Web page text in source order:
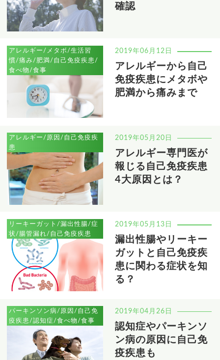
確認
アレルギー/メタボ/生活習
慣/痛み/肥満/自己免疫疾患/
食べ物/食事
2019年06月12日
アレルギーから自己
免疫疾患にメタボや
肥満から痛みまで
アレルギー/原因/自己免疫疾
患
2019年05月20日
アレルギー専門医が
報じる自己免疫疾患
4大原因とは？
リーキーガット/漏出性腸/症
状/腸管漏れ/自己免疫疾患
2019年05月13日
漏出性腸やリーキー
ガットと自己免疫疾
患に関わる症状を知
る？
パーキンソン病/原因/自己免
疫疾患/認知症/食べ物/食事
2019年04月26日
認知症やパーキンソ
ン病の原因に自己免
疫疾患も